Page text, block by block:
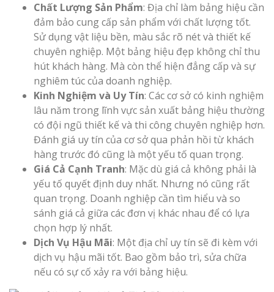
Chất Lượng Sản Phẩm: Địa chỉ làm bảng hiệu cần
đảm bảo cung cấp sản phẩm với chất lượng tốt.
Sử dụng vật liệu bền, màu sắc rõ nét và thiết kế
chuyên nghiệp. Một bảng hiệu đẹp không chỉ thu
hút khách hàng. Mà còn thể hiện đẳng cấp và sự
nghiêm túc của doanh nghiệp.
Kinh Nghiệm và Uy Tín: Các cơ sở có kinh nghiệm
lâu năm trong lĩnh vực sản xuất bảng hiệu thường
có đội ngũ thiết kế và thi công chuyên nghiệp hơn.
Đánh giá uy tín của cơ sở qua phản hồi từ khách
hàng trước đó cũng là một yếu tố quan trọng.
Giá Cả Cạnh Tranh: Mặc dù giá cả không phải là
yếu tố quyết định duy nhất. Nhưng nó cũng rất
quan trọng. Doanh nghiệp cần tìm hiểu và so
sánh giá cả giữa các đơn vị khác nhau để có lựa
chọn hợp lý nhất.
Dịch Vụ Hậu Mãi: Một địa chỉ uy tín sẽ đi kèm với
dịch vụ hậu mãi tốt. Bao gồm bảo trì, sửa chữa
nếu có sự cố xảy ra với bảng hiệu.